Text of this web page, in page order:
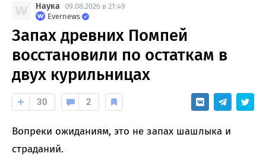
Наука 09.08.2026 в 21:49
Evernews
Запах древних Помпей
восстановили по остаткам в
двух курильницах
30 2
Вопреки ожиданиям, это не запах шашлыка и
страданий.